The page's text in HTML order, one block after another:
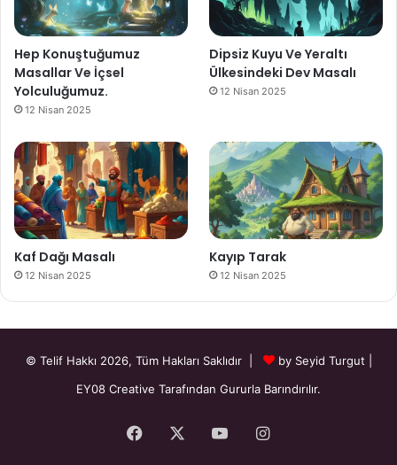
Hep Konuştuğumuz
Masallar Ve İçsel
Yolculuğumuz.
12 Nisan 2025
Dipsiz Kuyu Ve Yeraltı
Ülkesindeki Dev Masalı
12 Nisan 2025
Kaf Dağı Masalı
12 Nisan 2025
Kayıp Tarak
12 Nisan 2025
© Telif Hakkı 2026, Tüm Hakları Saklıdır | by Seyid Turgut
EY08 Creative Tarafından Gururla Barındırılır.
Facebook YouTubeInstagram